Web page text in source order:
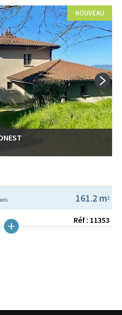
161.2 m2
Réf : 11353